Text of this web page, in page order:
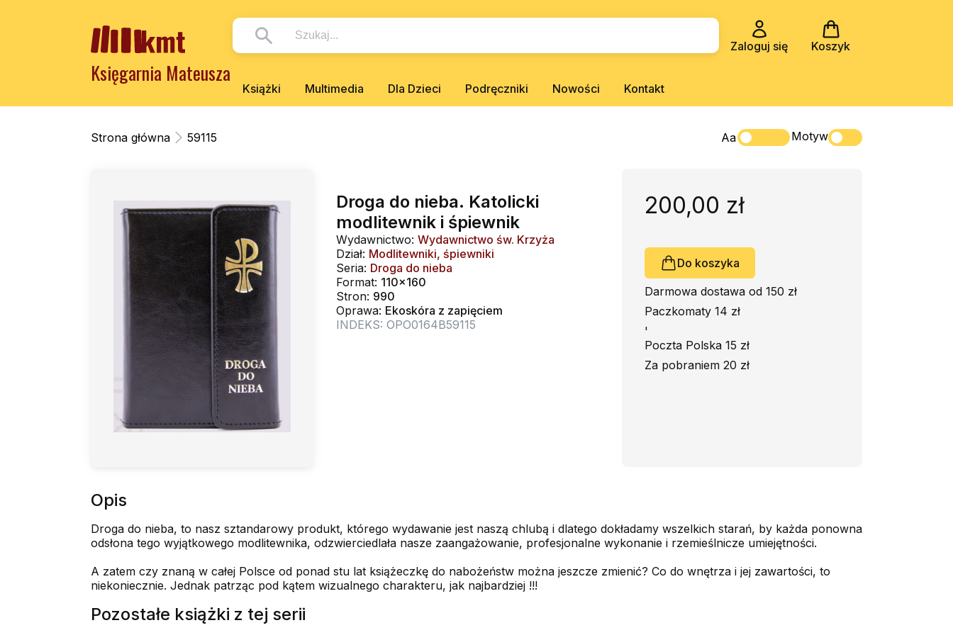
Zaloguj się Koszyk
Księgarnia Mateusza
Książki Multimedia Dla Dzieci Podręczniki Nowości Kontakt
Strona główna 59115 Aa Motyw
Droga do nieba. Katolicki
modlitewnik i śpiewnik
Wydawnictwo: Wydawnictwo św. Krzyża
Dział: Modlitewniki, śpiewniki
Seria: Droga do nieba
Format: 110x160
Stron: 990
Oprawa: Ekoskóra z zapięciem
INDEKS: OPO0164B59115
200,00 zł
Do koszyka
Darmowa dostawa od 150 zł
Paczkomaty 14 zł
'
Poczta Polska 15 zł
Za pobraniem 20 zł
Opis
Droga do nieba, to nasz sztandarowy produkt, którego wydawanie jest naszą chlubą i dlatego dokładamy wszelkich starań, by każda ponowna
odsłona tego wyjątkowego modlitewnika, odzwierciedlała nasze zaangażowanie, profesjonalne wykonanie i rzemieślnicze umiejętności.
A zatem czy znaną w całej Polsce od ponad stu lat książeczkę do nabożeństw można jeszcze zmienić? Co do wnętrza i jej zawartości, to
niekoniecznie. Jednak patrząc pod kątem wizualnego charakteru, jak najbardziej !!!
Pozostałe książki z tej serii